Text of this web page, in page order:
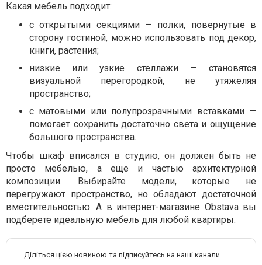
Какая мебель подходит:
с открытыми секциями — полки, повернутые в
сторону гостиной, можно использовать под декор,
книги, растения;
низкие или узкие стеллажи — становятся
визуальной перегородкой, не утяжеляя
пространство;
с матовыми или полупрозрачными вставками —
помогает сохранить достаточно света и ощущение
большого пространства.
Чтобы шкаф вписался в студию, он должен быть не
просто мебелью, а еще и частью архитектурной
композиции. Выбирайте модели, которые не
перегружают пространство, но обладают достаточной
вместительностью. А в интернет-магазине Obstava вы
подберете идеальную мебель для любой квартиры.
Діліться цією новиною та підписуйтесь на наші канали